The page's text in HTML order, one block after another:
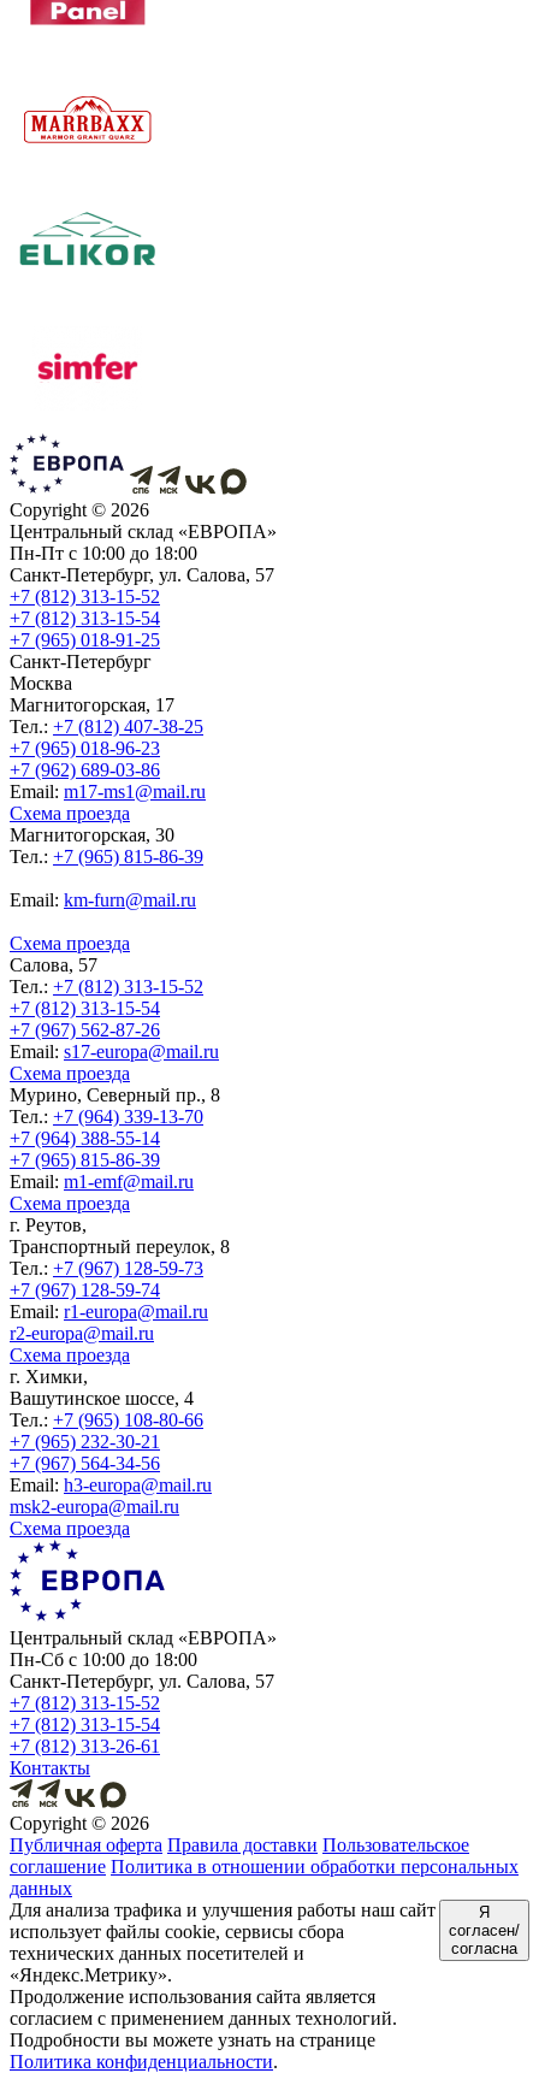
Copyright © 2026
Центральный склад «ЕВРОПА»
Пн-Пт с 10:00 до 18:00
Санкт-Петербург, ул. Салова, 57
+7 (812) 313-15-52
+7 (812) 313-15-54
+7 (965) 018-91-25
Санкт-Петербург
Москва
Магнитогорская, 17
Тел.: +7 (812) 407-38-25
+7 (965) 018-96-23
+7 (962) 689-03-86
Еmail: m17-ms1@mail.ru
Схема проезда
Магнитогорская, 30
Тел.: +7 (965) 815-86-39
Еmail: km-furn@mail.ru
Схема проезда
Салова, 57
Тел.: +7 (812) 313-15-52
+7 (812) 313-15-54
+7 (967) 562-87-26
Еmail: s17-europa@mail.ru
Схема проезда
Мурино, Северный пр., 8
Тел.: +7 (964) 339-13-70
+7 (964) 388-55-14
+7 (965) 815-86-39
Еmail: m1-emf@mail.ru
Схема проезда
г. Реутов,
Транспортный переулок, 8
Тел.: +7 (967) 128-59-73
+7 (967) 128-59-74
Еmail: r1-europa@mail.ru
r2-europa@mail.ru
Схема проезда
г. Химки,
Вашутинское шоссе, 4
Тел.: +7 (965) 108-80-66
+7 (965) 232-30-21
+7 (967) 564-34-56
Еmail: h3-europa@mail.ru
msk2-europa@mail.ru
Схема проезда
Центральный склад «ЕВРОПА»
Пн-Сб с 10:00 до 18:00
Санкт-Петербург, ул. Салова, 57
+7 (812) 313-15-52
+7 (812) 313-15-54
+7 (812) 313-26-61
Контакты
Copyright © 2026
Публичная оферта Правила доставки Пользовательское
соглашение Политика в отношении обработки персональных
данных
Для анализа трафика и улучшения работы наш сайт
использует файлы cookie, сервисы сбора
технических данных посетителей и
«Яндекс.Метрику».
Продолжение использования сайта является
согласием с применением данных технологий.
Подробности вы можете узнать на странице
Политика конфиденциальности.
Я
согласен/
согласна